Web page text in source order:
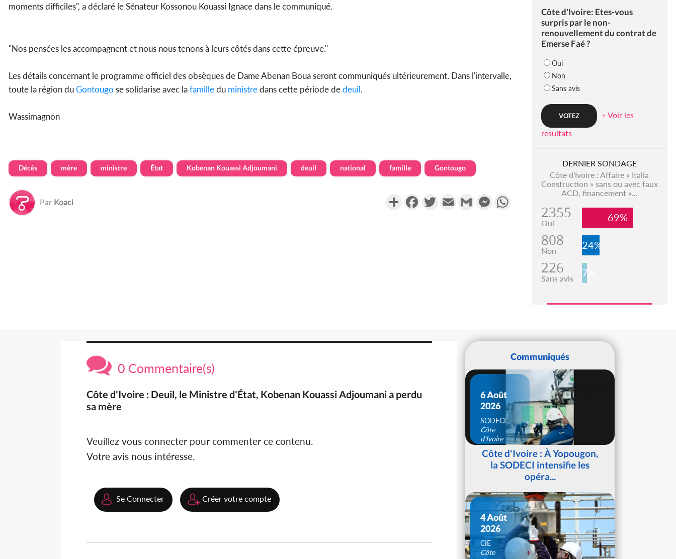
moments difficiles", a déclaré le Sénateur Kossonou Kouassi Ignace dans le communiqué.
"Nos pensées les accompagnent et nous nous tenons à leurs côtés dans cette épreuve."
Les détails concernant le programme officiel des obsèques de Dame Abenan Boua seront communiqués ultérieurement. Dans l'intervalle,
toute la région duGontougo se solidarise avec lafamilledu ministredans cette période dedeuil.
Wassimagnon
Décès mère ministre État Kobenan Kouassi Adjoumani deuil national famille Gontougo
Par Koaci PartagerFacebookTwitterEmail Gmail Messenger
Côte d'Ivoire: Etes-vous
surpris par le non-
renouvellement du contrat de
Emerse Faé ?
Oui
Non
Sans avis
+ Voir les
resultats
DERNIER SONDAGE
Côte d'Ivoire : Affaire « Italia
Construction » sans ou avec faux
ACD, financement «...
2355
Oui 69%
808
Non 24%
226
Sans avis 7%
0 Commentaire(s)
Côte d'Ivoire : Deuil, le Ministre d'État, Kobenan Kouassi Adjoumani a perdu
sa mère
Veuillez vous connecter pour commenter ce contenu.
Votre avis nous intéresse.
Se Connecter Créer votre compte
Communiqués
6 Août
2026
SODECI
Côte
d'Ivoire
Côte d'Ivoire : À Yopougon,
la SODECI intensifie les
opéra...
4 Août
2026
CIE
Côte